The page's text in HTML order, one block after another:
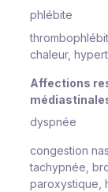
phlébite
chaleur,
Affections
dyspnée
congestion
tachypnée,
paroxystique,